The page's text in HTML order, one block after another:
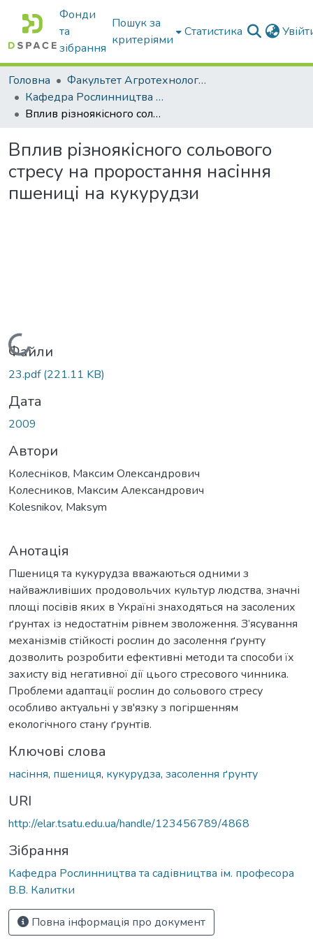
Фонди
та
зібрання
Пошук за
критеріями
Статистика
Головна
Факультет Агротехнологій та екології
Кафедра Рослинництва та садівництва ім. професора В.В. Калитки
Вплив різноякісного сольового стресу на проростання насіння пшениці на кукурудзи
Вплив різноякісного сольового
стресу на проростання насіння
пшениці на кукурудзи
Вантажиться...
Файли
23.pdf(221.11 KB)
Дата
2009
Автори
Колесніков, Максим Олександрович
Колесников, Максим Александрович
Kolesnikov, Maksym
Анотація
Пшениця та кукурудза вважаються одними з
найважливіших продовольчих культур людства, значні
площі посівів яких в Україні знаходяться на засолених
ґрунтах із недостатнім рівнем зволоження. З’ясування
механізмів стійкості рослин до засолення ґрунту
дозволить розробити ефективні методи та способи їх
захисту від негативної дії цього стресового чинника.
Проблеми адаптації рослин до сольового стресу
особливо актуальні у зв'язку з погіршенням
екологічного стану ґрунтів.
Ключові слова
насіння, пшениця, кукурудза, засолення ґрунту
URI
http://elar.tsatu.edu.ua/handle/123456789/4868
Зібрання
Кафедра Рослинництва та садівництва ім. професора
В.В. Калитки
Повна інформація про документ